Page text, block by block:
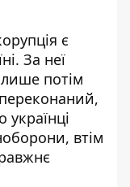
є
За неї
лише потім
втім